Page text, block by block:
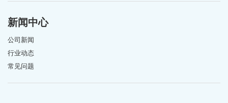
新闻中心
公司新闻
行业动态
常见问题